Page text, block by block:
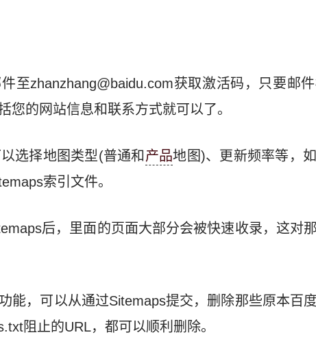
至zhanzhang@baidu.com获取激活码，只要邮
您的网站信息和联系方式就可以了。
选择地图类型(普通和 产品地图)、更新频率等，
索引文件。
后，里面的页面大部分会被快速收录，这对
能，可以从通过Sitemaps提交，删除那些原本百
阻止的URL，都可以顺利删除。